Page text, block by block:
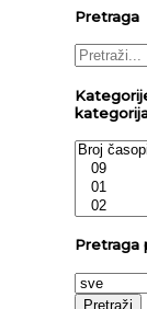
Pretraga
Pretraga